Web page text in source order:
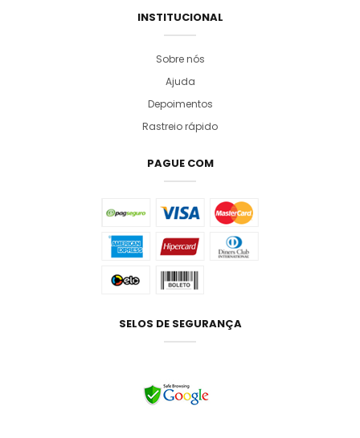
INSTITUCIONAL
Sobre nós
Ajuda
Depoimentos
Rastreio rápido
PAGUE COM
SELOS DE SEGURANÇA